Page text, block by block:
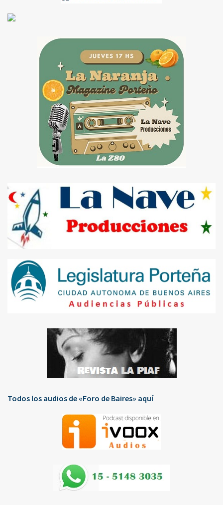
Todos los audios de «Foro de Baires» aquí